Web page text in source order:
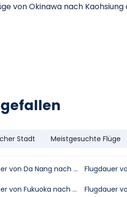
von Okinawa nach
Stadt Meistgesuchte Flüge
Flugdauer von Da Nang nach Kaohsiung
Flugdauer von Fukuoka nach Kaohsiung